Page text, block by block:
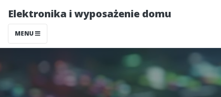
Elektronika i wyposażenie domu
MENU